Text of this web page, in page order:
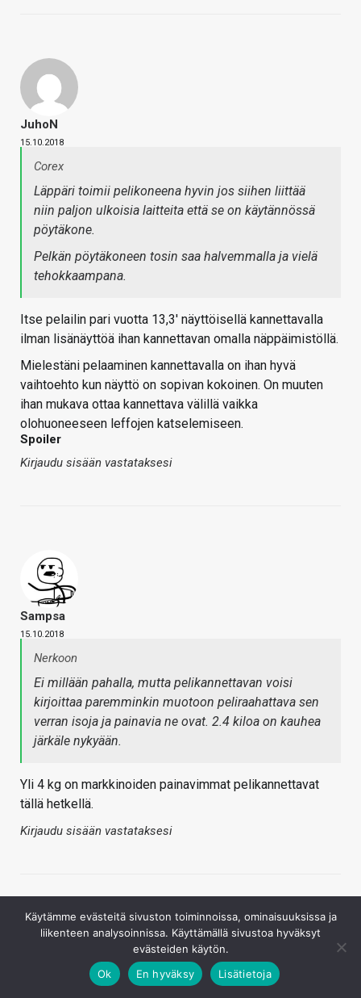
JuhoN
15.10.2018
Corex
Läppäri toimii pelikoneena hyvin jos siihen liittää
niin paljon ulkoisia laitteita että se on käytännössä
pöytäkone.
Pelkän pöytäkoneen tosin saa halvemmalla ja vielä
tehokkaampana.
Itse pelailin pari vuotta 13,3' näyttöisellä kannettavalla
ilman lisänäyttöä ihan kannettavan omalla näppäimistöllä.
Mielestäni pelaaminen kannettavalla on ihan hyvä
vaihtoehto kun näyttö on sopivan kokoinen. On muuten
ihan mukava ottaa kannettava välillä vaikka
olohuoneeseen leffojen katselemiseen.
Spoiler
Kirjaudu sisään vastataksesi
Sampsa
15.10.2018
Nerkoon
Ei millään pahalla, mutta pelikannettavan voisi
kirjoittaa paremminkin muotoon peliraahattava sen
verran isoja ja painavia ne ovat. 2.4 kiloa on kauhea
järkäle nykyään.
Yli 4 kg on markkinoiden painavimmat pelikannettavat
tällä hetkellä.
Kirjaudu sisään vastataksesi
Käytämme evästeitä sivuston toiminnoissa, ominaisuuksissa ja
liikenteen analysoinnissa. Käyttämällä sivustoa hyväksyt
evästeiden käytön.
Ok
En hyväksy Lisätietoja